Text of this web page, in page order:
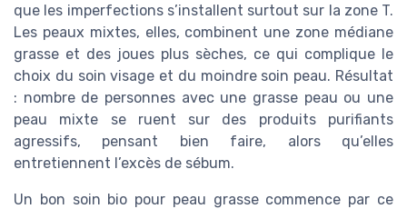
que les imperfections s’installent surtout sur la zone T.
Les peaux mixtes, elles, combinent une zone médiane
grasse et des joues plus sèches, ce qui complique le
choix du soin visage et du moindre soin peau. Résultat
: nombre de personnes avec une grasse peau ou une
peau mixte se ruent sur des produits purifiants
agressifs, pensant bien faire, alors qu’elles
entretiennent l’excès de sébum.
Un bon soin bio pour peau grasse commence par ce